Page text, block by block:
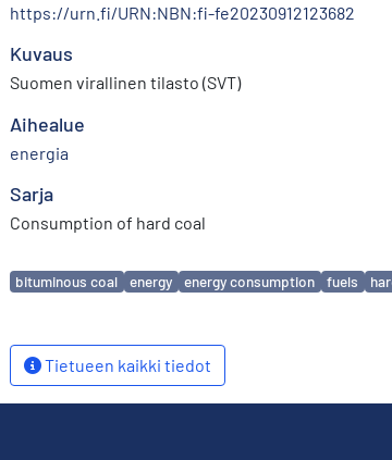
https://urn.fi/URN:NBN:fi-fe20230912123682
Kuvaus
Suomen virallinen tilasto (SVT)
Aihealue
energia
Sarja
Consumption of hard coal
Avainsanat
bituminous coal energy energy consumption fuels
Tietueen kaikki tiedot